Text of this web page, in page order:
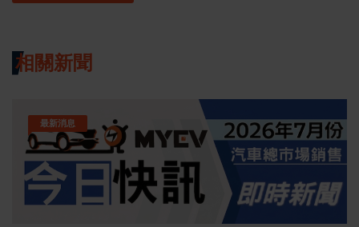
相關新聞
最新消息